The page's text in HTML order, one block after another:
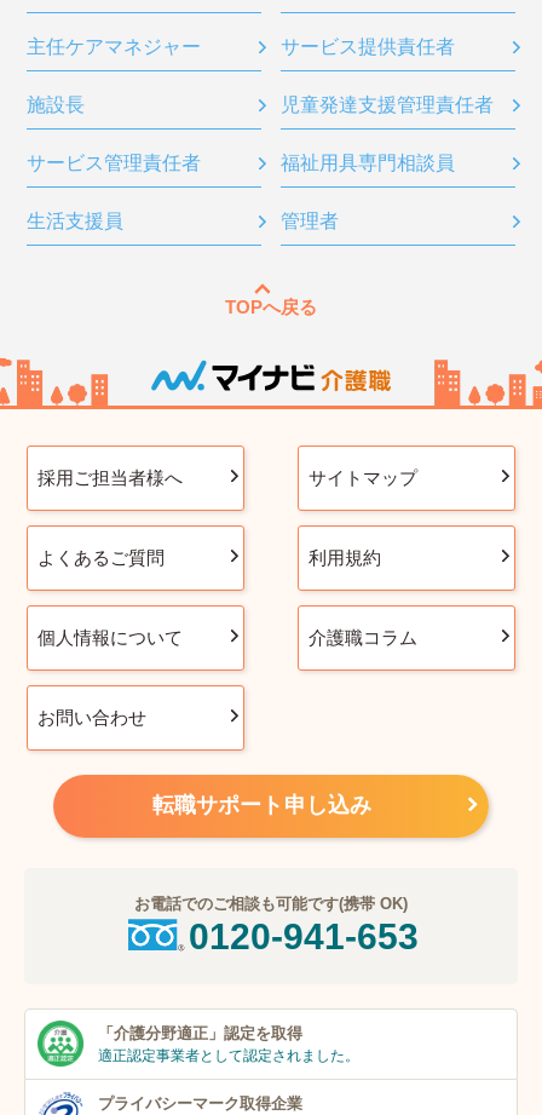
主任ケアマネジャー サービス提供責任者
施設長 児童発達支援管理責任者
サービス管理責任者 福祉用具専門相談員
生活支援員 管理者
TOPへ戻る
採用ご担当者様へ サイトマップ
よくあるご質問 利用規約
個人情報について 介護職コラム
お問い合わせ
転職サポート申し込み
お電話でのご相談も可能です(携帯 OK)
0120-941-653
「介護分野適正」 認定を取得
適正認定事業者として認定されました。
プライバシーマーク取得企業